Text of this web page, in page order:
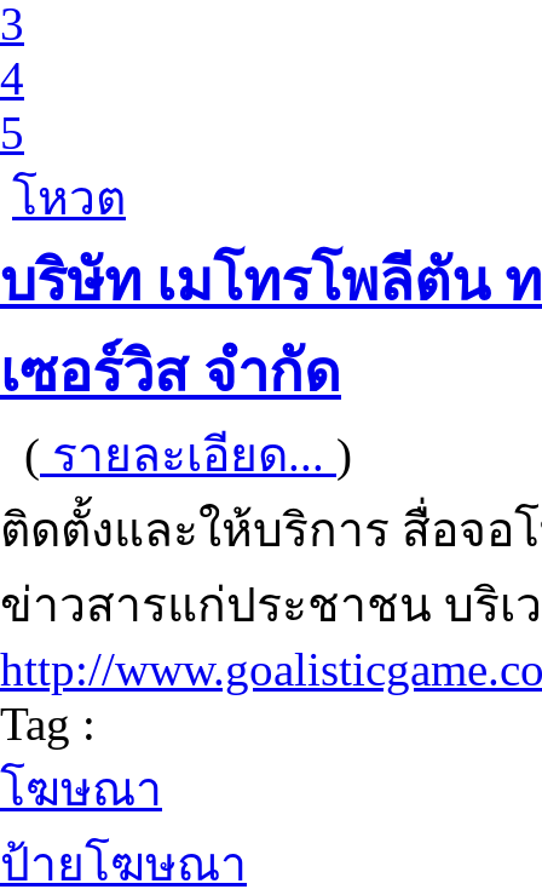
3
4
5
โหวต
บริษัท เมโทรโพลีตัน
เซอร์วิส จำกัด
( รายละเอียด... )
ติดตั้งและให้บริการ สื่อจ
ข่าวสารแก่ประชาชน บริ
http://
Tag :
โฆษณา
ป้ายโฆษณา